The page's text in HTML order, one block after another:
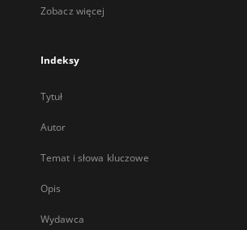
Zobacz więcej
Indeksy
Tytuł
Autor
Temat i słowa kluczowe
Opis
Wydawca